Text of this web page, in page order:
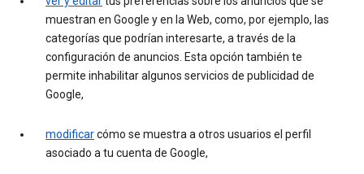
muestran en Google y en la Web, como, por ejemplo, las
categorías que podrían interesarte, a través de la
configuración de anuncios. Esta opción también te
permite inhabilitar algunos servicios de publicidad de
Google,
modificarcómo se muestra a otros usuarios el perfil
asociado a tu cuenta de Google,